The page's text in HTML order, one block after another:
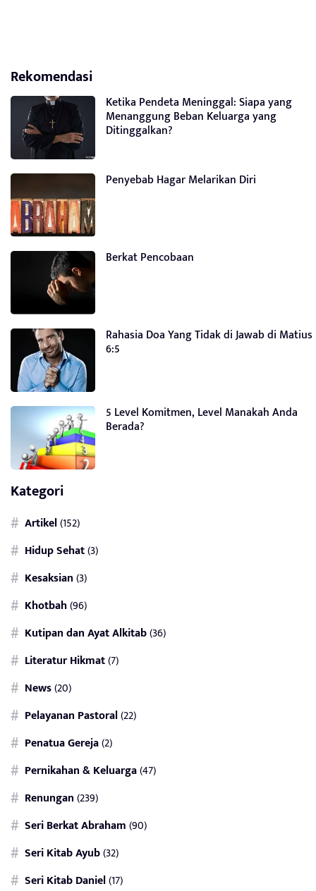
Rekomendasi
Ketika Pendeta Meninggal: Siapa yang
Menanggung Beban Keluarga yang
Ditinggalkan?
Penyebab Hagar Melarikan Diri
Berkat Pencobaan
Rahasia Doa Yang Tidak di Jawab di Matius
6:5
5 Level Komitmen, Level Manakah Anda
Berada?
Kategori
Artikel(152)
Hidup Sehat(3)
Kesaksian(3)
Khotbah(96)
Kutipan dan Ayat Alkitab(36)
Literatur Hikmat(7)
News(20)
Pelayanan Pastoral(22)
Penatua Gereja(2)
Pernikahan & Keluarga(47)
Renungan(239)
Seri Berkat Abraham(90)
Seri Kitab Ayub(32)
Seri Kitab Daniel(17)